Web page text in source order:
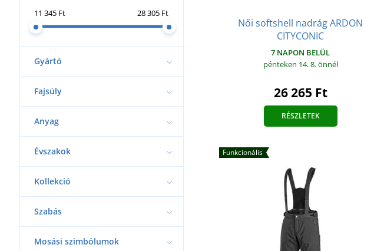
11 345 Ft 28 305 Ft
Gyártó
Fajsúly
Anyag
Évszakok
Kollekció
Szabás
Mosási szimbólumok
Női softshell nadrág ARDON
CITYCONIC
7 NAPON BELÜL
pénteken 14. 8.önnél
26 265 Ft
RÉSZLETEK
Funkcionális